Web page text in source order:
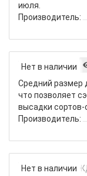
июля.
Производитель:
Нет в наличии
Средний размер
что позволяет
высадки сортов-
Производитель:
Нет в наличии